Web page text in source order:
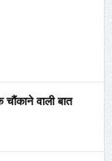
वाली बात